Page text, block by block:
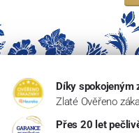
Díky spokojeným
Zlaté Ověřeno
Přes 20 let